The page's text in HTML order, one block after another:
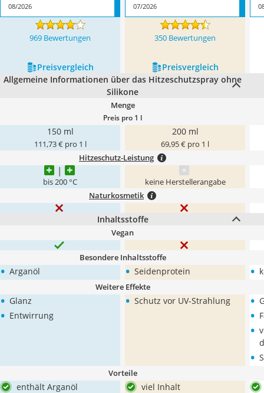
08/2026
07/2026
969 Bewertungen 350 Bewertungen
Preis­vergleich
Preis­vergleich
Allgemeine Informationen über das Hitzeschutzspray ohne
Silikone
Menge
Preis pro 1 l
150 ml
111,73 € pro 1 l
200 ml
69,95 € pro 1 l
Hitzeschutz-Leistung
bis 200 °C keine Herstellerangabe
Naturkosmetik
Inhaltsstoffe
Vegan
Besondere Inhaltsstoffe
• Arganöl • Seidenprotein •
Weitere Effekte
• Glanz
• Entwirrung
• Schutz vor UV-Strahlung •
•
•
•
Vorteile
enthält Arganöl
viel Inhalt